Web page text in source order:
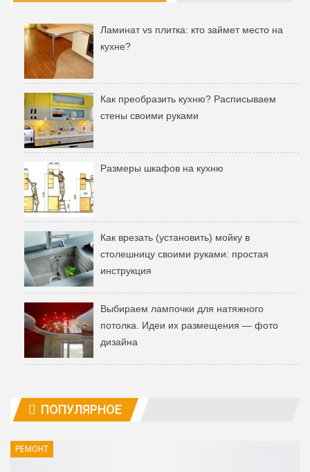
Ламинат vs плитка: кто займет место на
кухне?
Как преобразить кухню? Расписываем
стены своими руками
Размеры шкафов на кухню
Как врезать (установить) мойку в
столешницу своими руками: простая
инструкция
Выбираем лампочки для натяжного
потолка. Идеи их размещения — фото
дизайна
ПОПУЛЯРНОЕ
РЕМОНТ